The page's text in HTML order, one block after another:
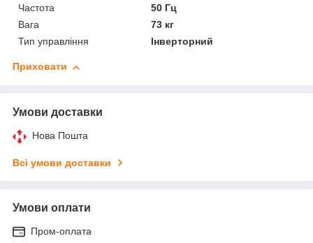
Частота
50 Гц
Вага
73 кг
Тип управління
Інверторний
Приховати
Умови доставки
Нова Пошта
Всі умови доставки
Умови оплати
Пром-оплата